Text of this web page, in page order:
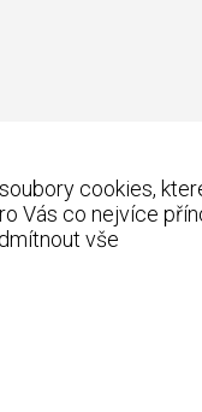
cookies,
Vás co nejvíce
vše